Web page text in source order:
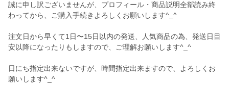
誠に申し訳ございませんが、プロフィール・商品説明全部読み終
わってから、ご購入手続きよろしくお願いします^_^
注文日から早くて1日〜15日以内の発送、人気商品の為、発送日目
安以降になったりもしますので、ご理解お願いします^_^
日にち指定出来ないですが、時間指定出来ますので、よろしくお
願いします^_^